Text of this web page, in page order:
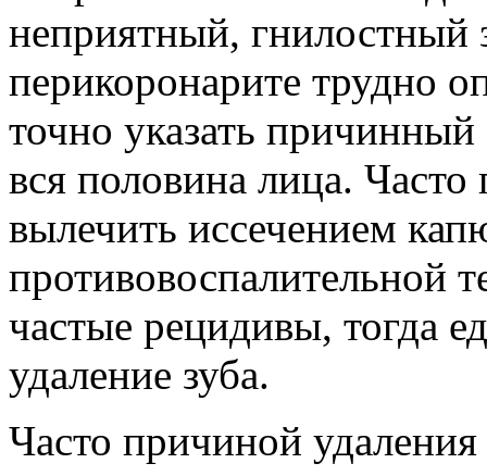
неприятный, гнилостный
перикоронарите трудно
точно указать причинный
вся половина лица. Часто
вылечить иссечением
противовоспалительной
частые рецидивы, тогда
удаление зуба.
Часто причиной удаления